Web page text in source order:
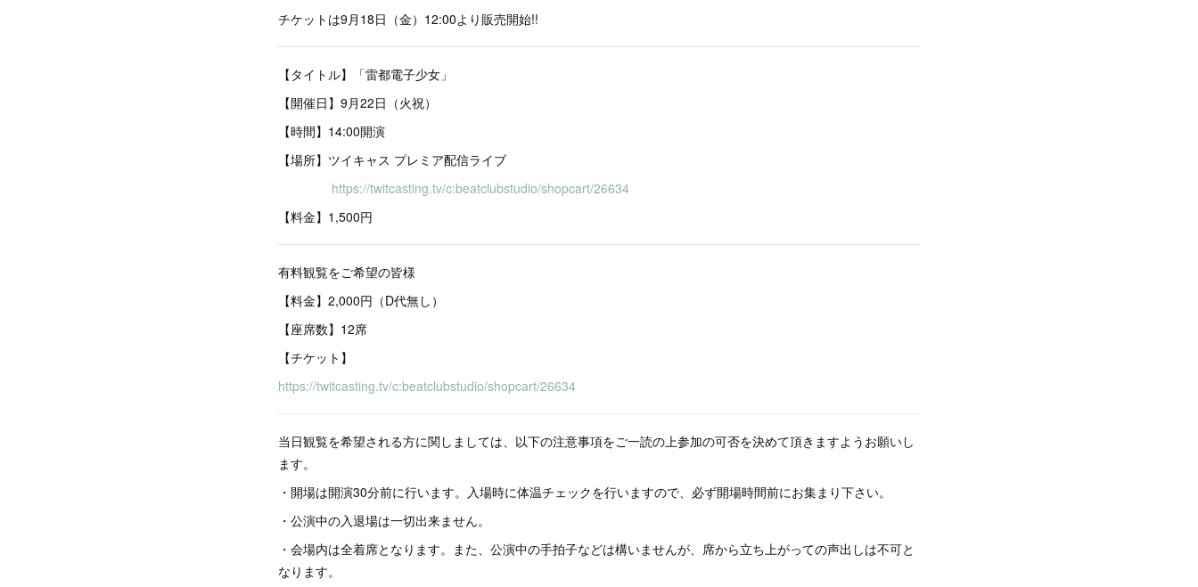
チケットは9月18日（金）12:00より販売開始!!
【タイトル】「雷都電子少女」
【開催日】9月22日（火祝）
【時間】14:00開演
【場所】ツイキャス プレミア配信ライブ
https://twitcasting.tv/c:beatclubstudio/shopcart/26634
【料金】1,500円
有料観覧をご希望の皆様
【料金】2,000円（D代無し）
【座席数】12席
【チケット】
https://twitcasting.tv/c:beatclubstudio/shopcart/26634
当日観覧を希望される方に関しましては、以下の注意事項をご一読の上参加の可否を決めて頂きますようお願いし
ます。
・開場は開演30分前に行います。入場時に体温チェックを行いますので、必ず開場時間前にお集まり下さい。
・公演中の入退場は一切出来ません。
・会場内は全着席となります。また、公演中の手拍子などは構いませんが、席から立ち上がっての声出しは不可と
なります。